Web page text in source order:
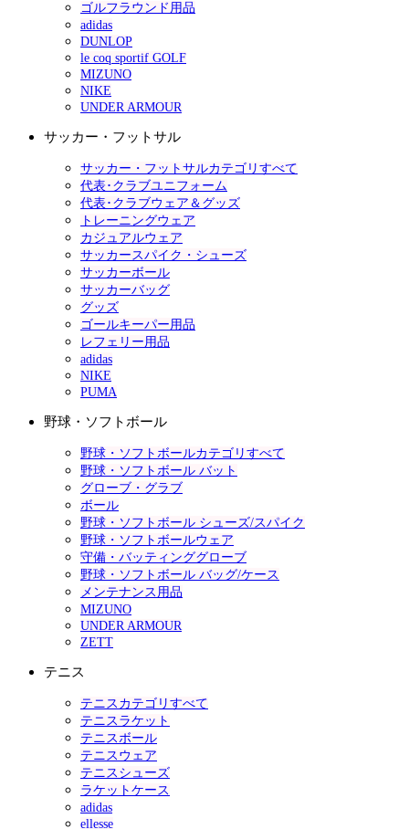
ゴルフラウンド用品
adidas
DUNLOP
le coq sportif GOLF
MIZUNO
NIKE
UNDER ARMOUR
サッカー・フットサル
サッカー・フットサルカテゴリすべて
代表･クラブユニフォーム
代表･クラブウェア＆グッズ
トレーニングウェア
カジュアルウェア
サッカースパイク・シューズ
サッカーボール
サッカーバッグ
グッズ
ゴールキーパー用品
レフェリー用品
adidas
NIKE
PUMA
野球・ソフトボール
野球・ソフトボールカテゴリすべて
野球・ソフトボール バット
グローブ・グラブ
ボール
野球・ソフトボール シューズ/スパイク
野球・ソフトボールウェア
守備・バッティンググローブ
野球・ソフトボール バッグ/ケース
メンテナンス用品
MIZUNO
UNDER ARMOUR
ZETT
テニス
テニスカテゴリすべて
テニスラケット
テニスボール
テニスウェア
テニスシューズ
ラケットケース
adidas
ellesse